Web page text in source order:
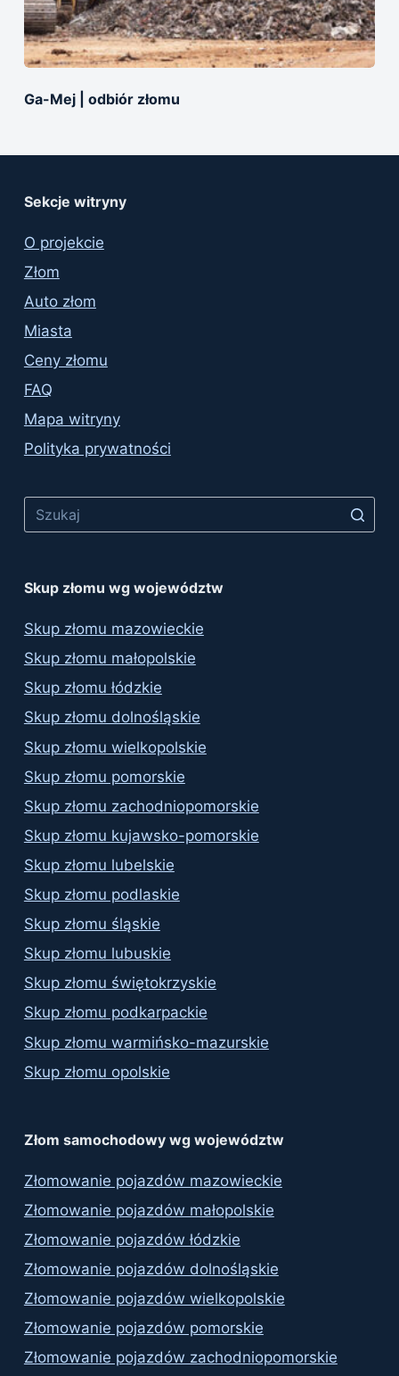
Ga-Mej | odbiór złomu
Sekcje witryny
O projekcie
Złom
Auto złom
Miasta
Ceny złomu
FAQ
Mapa witryny
Polityka prywatności
Skup złomu wg województw
Skup złomu mazowieckie
Skup złomu małopolskie
Skup złomu łódzkie
Skup złomu dolnośląskie
Skup złomu wielkopolskie
Skup złomu pomorskie
Skup złomu zachodniopomorskie
Skup złomu kujawsko-pomorskie
Skup złomu lubelskie
Skup złomu podlaskie
Skup złomu śląskie
Skup złomu lubuskie
Skup złomu świętokrzyskie
Skup złomu podkarpackie
Skup złomu warmińsko-mazurskie
Skup złomu opolskie
Złom samochodowy wg województw
Złomowanie pojazdów mazowieckie
Złomowanie pojazdów małopolskie
Złomowanie pojazdów łódzkie
Złomowanie pojazdów dolnośląskie
Złomowanie pojazdów wielkopolskie
Złomowanie pojazdów pomorskie
Złomowanie pojazdów zachodniopomorskie